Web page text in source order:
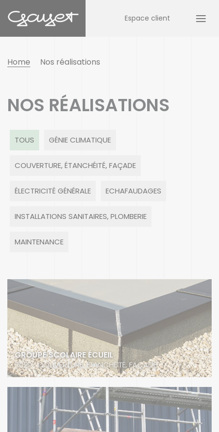
Espace client
Home Nos réalisations
NOS RÉALISATIONS
TOUS GÉNIE CLIMATIQUE
COUVERTURE, ÉTANCHÉITÉ, FAÇADE
ÉLECTRICITÉ GÉNÉRALE ECHAFAUDAGES
INSTALLATIONS SANITAIRES, PLOMBERIE
MAINTENANCE
GROUPE SCOLAIRE ÉCUEIL
2021 - COUVERTURE, ÉTANCHÉITÉ, FAÇADE